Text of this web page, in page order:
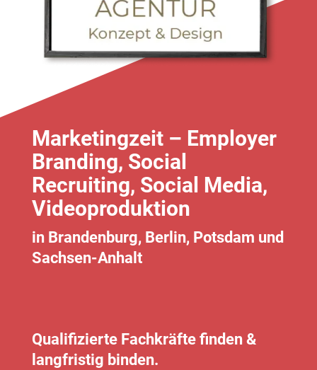
Marketingzeit – Employer
Branding, Social
Recruiting, Social Media,
Videoproduktion
in Brandenburg, Berlin, Potsdam und
Sachsen-Anhalt
Qualifizierte Fachkräfte finden &
langfristig binden.